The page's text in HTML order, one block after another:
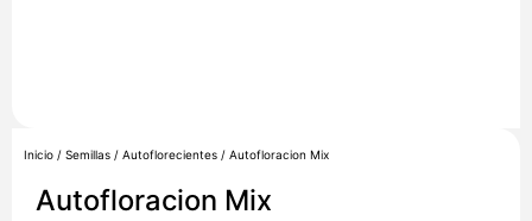
Inicio / Semillas / Autoflorecientes / Autofloracion Mix
Autofloracion Mix